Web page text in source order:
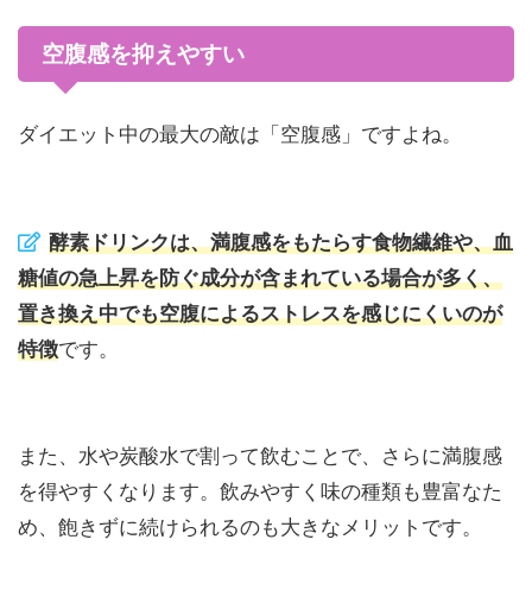
空腹感を抑えやすい
ダイエット中の最大の敵は「空腹感」ですよね。
酵素ドリンクは、満腹感をもたらす食物繊維や、血
糖値の急上昇を防ぐ成分が含まれている場合が多く、
置き換え中でも空腹によるストレスを感じにくいのが
特徴です。
また、水や炭酸水で割って飲むことで、さらに満腹感
を得やすくなります。飲みやすく味の種類も豊富なた
め、飽きずに続けられるのも大きなメリットです。